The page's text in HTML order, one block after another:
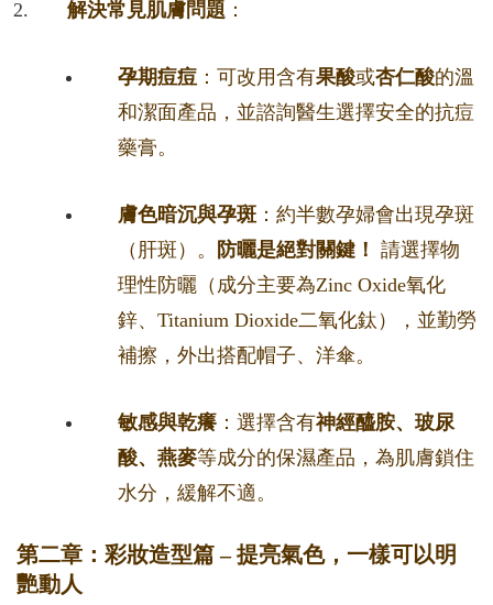
解決常見肌膚問題 ：
孕期痘痘 ：可改用含有果酸或杏仁酸的溫
和潔面產品，並諮詢醫生選擇安全的抗痘
藥膏。
膚色暗沉與孕斑 ：約半數孕婦會出現孕斑
（肝斑）。
防曬是絕對關鍵！ 請選擇物
理性防曬（成分主要為Zinc Oxide氧化
鋅、Titanium Dioxide二氧化鈦），並勤勞
補擦，外出搭配帽子、洋傘。
敏感與乾癢 ：選擇含有神經醯胺、玻尿
酸、燕麥等成分的保濕產品，為肌膚鎖住
水分，緩解不適。
第二章：彩妝造型篇 – 提亮氣色，一樣可以明
艷動人